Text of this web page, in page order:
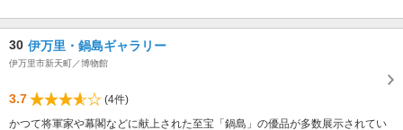
30 伊万里・鍋島ギャラリー
伊万里市新天町／博物館
3.7
(4件)
かつて将軍家や幕閣などに献上された至宝「鍋島」の優品が多数展示されてい